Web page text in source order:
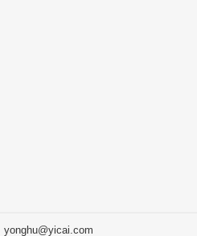
yonghu@yicai.com